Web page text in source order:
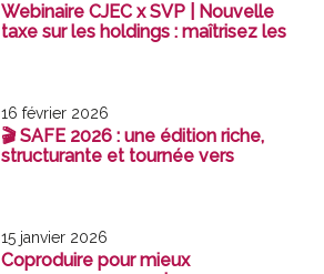
Webinaire CJEC x SVP | Nouvelle
taxe sur les holdings : maîtrisez les
16 février 2026
🎬 SAFE 2026 : une édition riche,
structurante et tournée vers
15 janvier 2026
Coproduire pour mieux